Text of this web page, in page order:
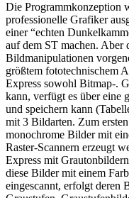
Die Programmkonzeption
professionelle Grafiker
einer “echten
auf dem ST machen. Aber
Bildmanipulationen
größtem fototechnischem
Express sowohl Bitmap-.
kann, verfügt es über eine
und speichern kann
mit 3 Bildarten. Zum
monochrome Bilder mit
Raster-Scannern erzeugt
Express mit
diese Bilder mit einem
eingescannt, erfolgt deren